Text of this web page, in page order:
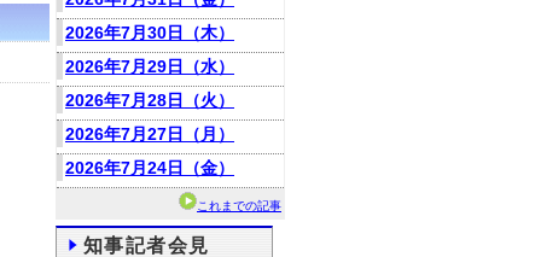
2026年7月30日（木）
2026年7月29日（水）
2026年7月28日（火）
2026年7月27日（月）
2026年7月24日（金）
これまでの記事
知事記者会見